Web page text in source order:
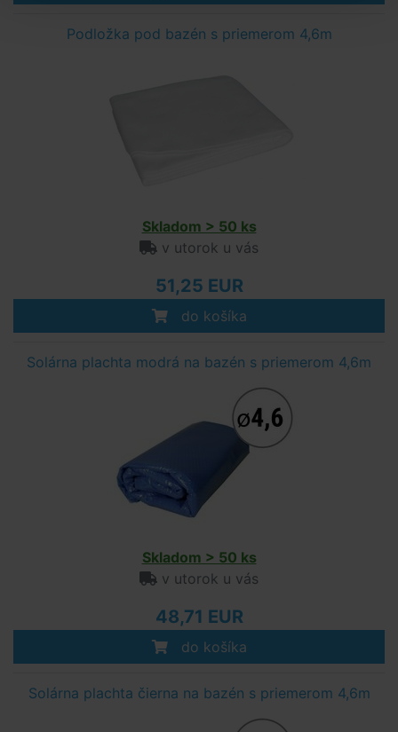
Podložka pod bazén s priemerom 4,6m
Skladom > 50 ks
v utorok u vás
51,25 EUR
do košíka
Solárna plachta modrá na bazén s priemerom 4,6m
Skladom > 50 ks
v utorok u vás
48,71 EUR
do košíka
Solárna plachta čierna na bazén s priemerom 4,6m